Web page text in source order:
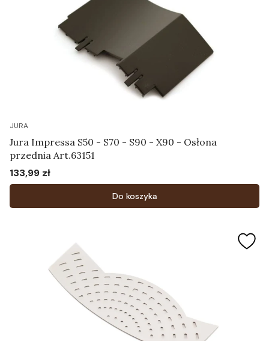
JURA
Jura Impressa S50 - S70 - S90 - X90 - Osłona
przednia Art.63151
Cena
133,99 zł
Do koszyka